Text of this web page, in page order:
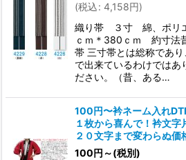
(税込: 4,158円)
織り帯 ３寸 綿、ポリ
ｃｍ＊380ｃｍ 約寸法
帯 三寸帯とは総称であ
で出来ているわけではあ
ださい。（昔、ある…
100円〜衿ネーム入れ
１枚から喜んで！衿文
２０文字まで変わらぬ価
100円 ～(税別)